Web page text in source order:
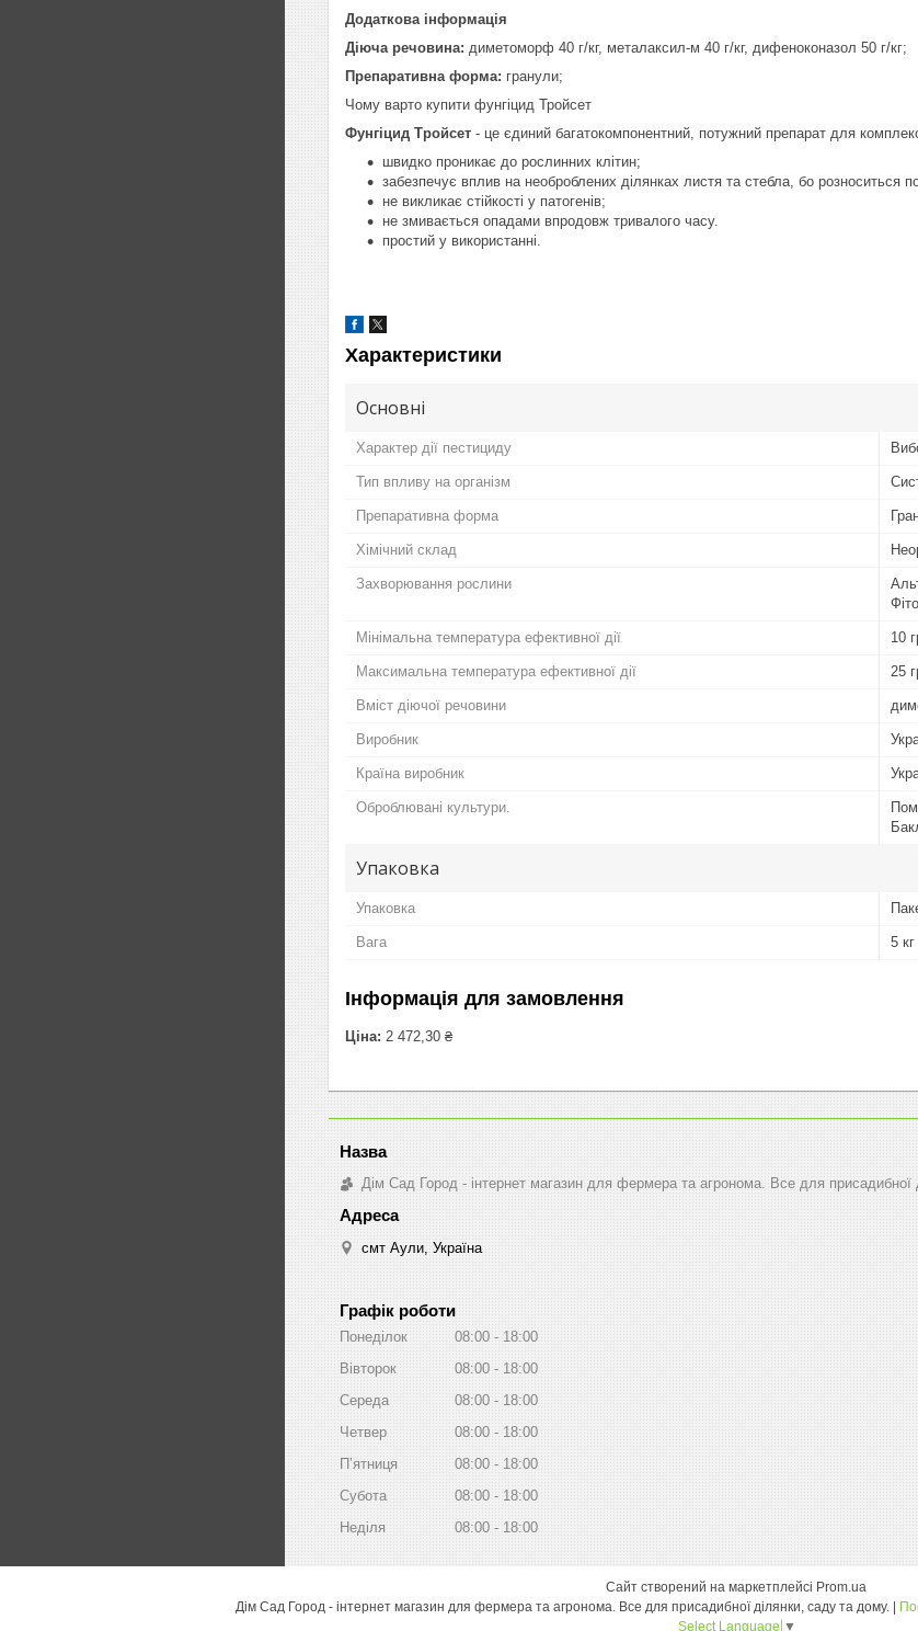
Додаткова інформація
Діюча речовина: диметоморф 40 г/кг, металаксил-м 40 г/кг, дифеноконазол 50 г/кг;
Препаративна форма: гранули;
Чому варто купити фунгіцид Тройсет
Фунгіцид Тройсет - це єдиний багатокомпонентний, потужний препарат для
швидко проникає до рослинних клітин;
забезпечує вплив на необроблених ділянках листя та стебла, бо розноситься
не викликає стійкості у патогенів;
не змивається опадами впродовж тривалого часу.
простий у використанні.
Характеристики
Основні
Характер дії пестициду
Тип впливу на організм
Препаративна форма
Хімічний склад
Захворювання рослини
Мінімальна температура ефективної дії 10
Максимальна температура ефективної дії 25
Вміст діючої речовини
Виробник
Країна виробник
Оброблювані культури.
Упаковка
Упаковка
Вага 5 кг
Інформація для замовлення
Ціна: 2 472,30 ₴
Дім Сад Город - інтернет магазин для фермера та агронома. Все для присадибної
смт Аули, Україна
Графік роботи
Понеділок 08:00
18:00
Вівторок
08:00
18:00
Середа
08:00
18:00
Четвер
08:00
18:00
Пʼятниця
08:00
18:00
Субота
08:00
18:00
Неділя
08:00 18:00
Сайт створений на маркетплейсі Prom.ua
Дім Сад Город - інтернет магазин для фермера та агронома. Все для присадибної ділянки, саду та дому. |
Select Language ▼